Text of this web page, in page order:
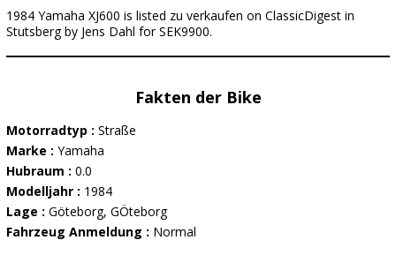
1984 Yamaha XJ600 is listed zu verkaufen on ClassicDigest in
Stutsberg by Jens Dahl for SEK9900.
Fakten der Bike
Motorradtyp : Straße
Marke : Yamaha
Hubraum : 0.0
Modelljahr : 1984
Lage : Göteborg, GÖteborg
Fahrzeug Anmeldung : Normal